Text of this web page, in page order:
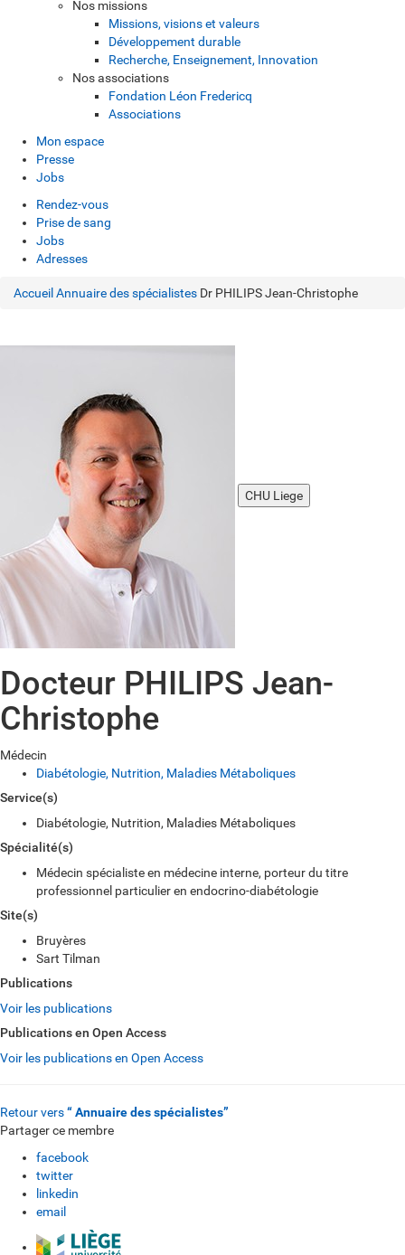
Nos missions
Missions, visions et valeurs
Développement durable
Recherche, Enseignement, Innovation
Nos associations
Fondation Léon Fredericq
Associations
Mon espace
Presse
Jobs
Rendez-vous
Prise de sang
Jobs
Adresses
Accueil Annuaire des spécialistes Dr PHILIPS Jean-Christophe
CHU Liege
Docteur PHILIPS Jean-
Christophe
Médecin
Diabétologie, Nutrition, Maladies Métaboliques
Service(s)
Diabétologie, Nutrition, Maladies Métaboliques
Spécialité(s)
Médecin spécialiste en médecine interne, porteur du titre
professionnel particulier en endocrino-diabétologie
Site(s)
Bruyères
Sart Tilman
Publications
Voir les publications
Publications en Open Access
Voir les publications en Open Access
Retour vers“ Annuaire des spécialistes”
Partager ce membre
facebook
twitter
linkedin
email